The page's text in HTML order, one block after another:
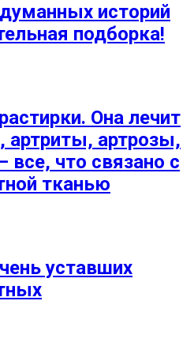
историй
подборка!
Она лечит
артриты, артрозы,
все, что связано с
тканью
уставших